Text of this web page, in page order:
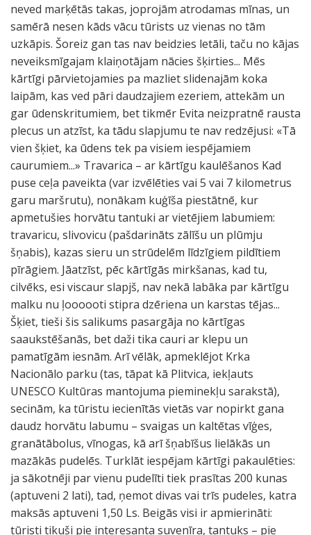
neved marķētās takas, joprojām atrodamas mīnas, un
samērā nesen kāds vācu tūrists uz vienas no tām
uzkāpis. Šoreiz gan tas nav beidzies letāli, taču no kājas
neveiksmīgajam klaiņotājam nācies šķirties... Mēs
kārtīgi pārvietojamies pa mazliet slidenajām koka
laipām, kas ved pāri daudzajiem ezeriem, attekām un
gar ūdenskritumiem, bet tikmēr Evita neizpratnē rausta
plecus un atzīst, ka tādu slapjumu te nav redzējusi: «Tā
vien šķiet, ka ūdens tek pa visiem iespējamiem
caurumiem...» Travarica – ar kārtīgu kaulēšanos Kad
puse ceļa paveikta (var izvēlēties vai 5 vai 7 kilometrus
garu maršrutu), nonākam kuģīša piestātnē, kur
apmetušies horvātu tantuki ar vietējiem labumiem:
travaricu, slivovicu (pašdarināts zālīšu un plūmju
šņabis), kazas sieru un strūdelēm līdzīgiem pildītiem
pīrāgiem. Jāatzīst, pēc kārtīgās mirkšanas, kad tu,
cilvēks, esi viscaur slapjš, nav nekā labāka par kārtīgu
malku nu ļoooooti stipra dzēriena un karstas tējas...
Šķiet, tieši šis salikums pasargāja no kārtīgas
saaukstēšanās, bet daži tika cauri ar klepu un
pamatīgām iesnām. Arī vēlāk, apmeklējot Krka
Nacionālo parku (tas, tāpat kā Plitvica, iekļauts
UNESCO Kultūras mantojuma pieminekļu sarakstā),
secinām, ka tūristu iecienītās vietās var nopirkt gana
daudz horvātu labumu – svaigas un kaltētas vīģes,
granātābolus, vīnogas, kā arī šņabīšus lielākās un
mazākās pudelēs. Turklāt iespējam kārtīgi pakaulēties:
ja sākotnēji par vienu pudelīti tiek prasītas 200 kunas
(aptuveni 2 lati), tad, ņemot divas vai trīs pudeles, katra
maksās aptuveni 1,50 Ls. Beigās visi ir apmierināti:
tūristi tikuši pie interesanta suvenīra, tantuks – pie